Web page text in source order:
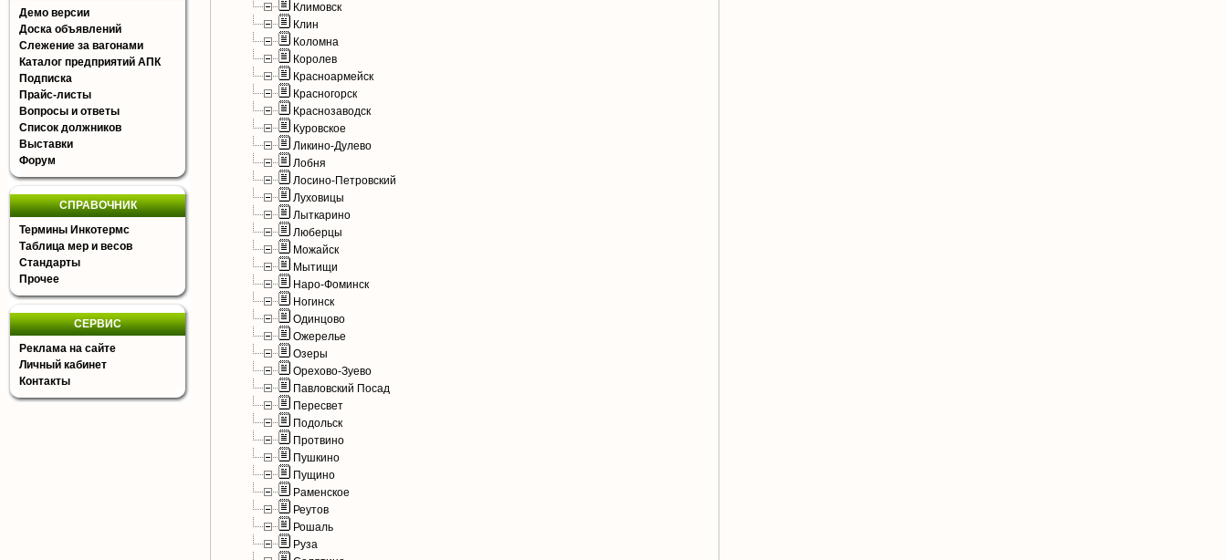
Демо версии
Доска объявлений
Слежение за вагонами
Каталог предприятий АПК
Подписка
Прайс-листы
Вопросы и ответы
Список должников
Выставки
Форум
СПРАВОЧНИК
Термины Инкотермс
Таблица мер и весов
Стандарты
Прочее
СЕРВИС
Реклама на сайте
Личный кабинет
Контакты
Климовск
Клин
Коломна
Королев
Красноармейск
Красногорск
Краснозаводск
Куровское
Ликино-Дулево
Лобня
Лосино-Петровский
Луховицы
Лыткарино
Люберцы
Можайск
Мытищи
Наро-Фоминск
Ногинск
Одинцово
Ожерелье
Озеры
Орехово-Зуево
Павловский Посад
Пересвет
Подольск
Протвино
Пушкино
Пущино
Раменское
Реутов
Рошаль
Руза